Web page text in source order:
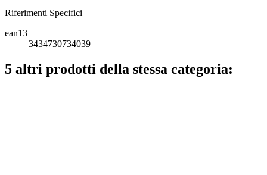
Riferimenti Specifici
ean13
3434730734039
5 altri prodotti della stessa categoria: